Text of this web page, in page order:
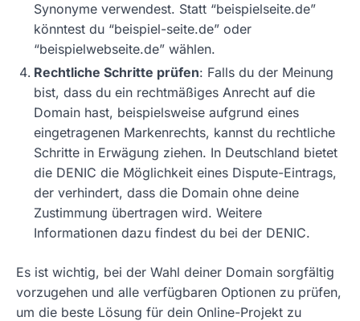
Synonyme verwendest. Statt “beispielseite.de”
könntest du “beispiel-seite.de” oder
“beispielwebseite.de” wählen.
Rechtliche Schritte prüfen: Falls du der Meinung
bist, dass du ein rechtmäßiges Anrecht auf die
Domain hast, beispielsweise aufgrund eines
eingetragenen Markenrechts, kannst du rechtliche
Schritte in Erwägung ziehen. In Deutschland bietet
die DENIC die Möglichkeit eines Dispute-Eintrags,
der verhindert, dass die Domain ohne deine
Zustimmung übertragen wird. Weitere
Informationen dazu findest du bei der DENIC.
Es ist wichtig, bei der Wahl deiner Domain sorgfältig
vorzugehen und alle verfügbaren Optionen zu prüfen,
um die beste Lösung für dein Online-Projekt zu